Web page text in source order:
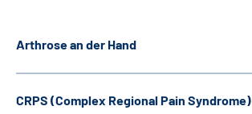
Arthrose an der Hand
CRPS (Complex Regional Pain Syndrome)